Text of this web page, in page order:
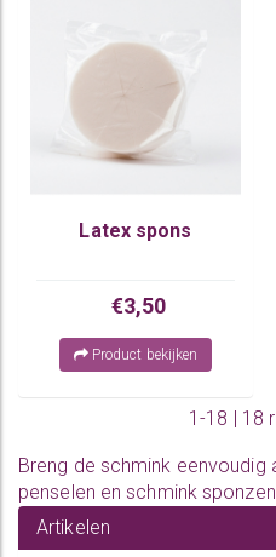
Latex spons
€3,50
Product bekijken
1-18 | 18
Breng de schmink
penselen enschmink sponzen
Artikelen